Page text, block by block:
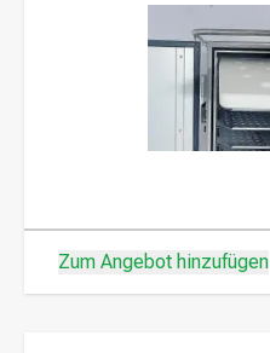
Zum Angebot hinzufügen